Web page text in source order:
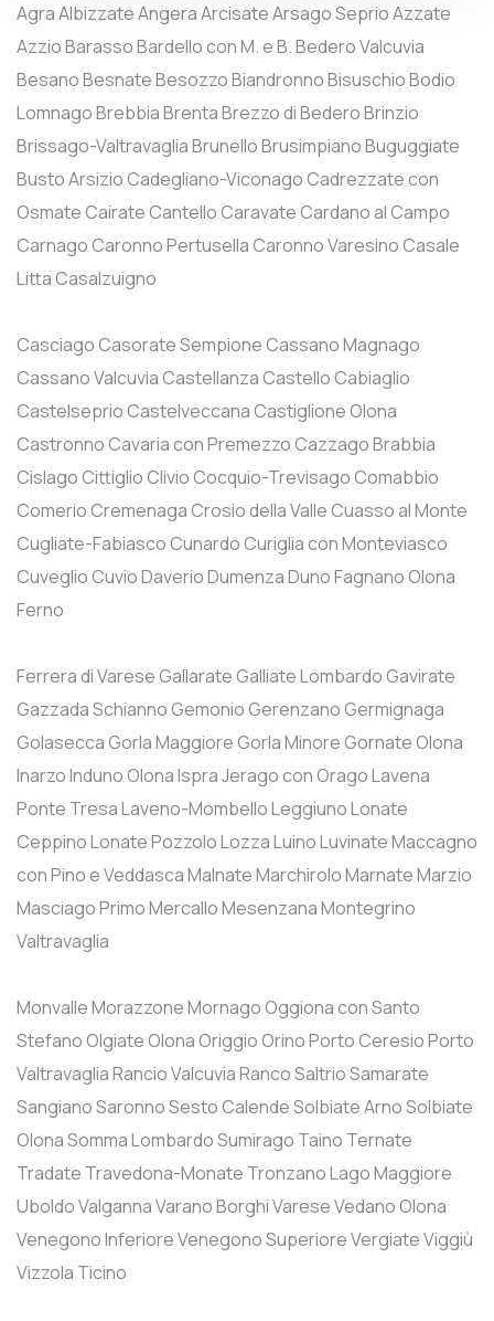
AgraAlbizzateAngeraArcisateArsago SeprioAzzate
AzzioBarassoBardello con M. e B.Bedero Valcuvia
BesanoBesnateBesozzoBiandronnoBisuschioBodio
LomnagoBrebbiaBrentaBrezzo di BederoBrinzio
Brissago-ValtravagliaBrunelloBrusimpianoBuguggiate
Busto Arsizio Cadegliano-Viconago Cadrezzate con
Osmate Cairate Cantello Caravate Cardano al Campo
Carnago Caronno Pertusella Caronno Varesino Casale
Litta Casalzuigno
Casciago Casorate Sempione Cassano Magnago
Cassano Valcuvia Castellanza Castello Cabiaglio
Castelseprio Castelveccana Castiglione Olona
Castronno Cavaria con Premezzo Cazzago Brabbia
Cislago Cittiglio Clivio Cocquio-Trevisago Comabbio
Comerio Cremenaga Crosio della Valle Cuasso al Monte
Cugliate-Fabiasco Cunardo Curiglia con Monteviasco
Cuveglio CuvioDaverioDumenzaDunoFagnano Olona
Ferno
Ferrera di Varese Gallarate Galliate Lombardo Gavirate
Gazzada Schianno Gemonio Gerenzano Germignaga
Golasecca Gorla Maggiore Gorla Minore Gornate Olona
InarzoInduno OlonaIspraJerago con OragoLavena
Ponte TresaLaveno-MombelloLeggiunoLonate
CeppinoLonate PozzoloLozzaLuinoLuvinateMaccagno
con Pino e VeddascaMalnateMarchiroloMarnateMarzio
Masciago PrimoMercalloMesenzanaMontegrino
Valtravaglia
MonvalleMorazzoneMornago Oggiona con Santo
Stefano Olgiate Olona Origgio OrinoPorto CeresioPorto
ValtravagliaRancio ValcuviaRancoSaltrioSamarate
SangianoSaronnoSesto CalendeSolbiate ArnoSolbiate
OlonaSomma LombardoSumirago Taino Ternate
Tradate Travedona-Monate Tronzano Lago Maggiore
UboldoValgannaVarano BorghiVareseVedano Olona
Venegono InferioreVenegono SuperioreVergiateViggiù
Vizzola Ticino